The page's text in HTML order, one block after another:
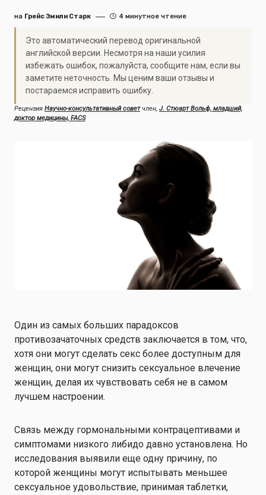
на Грейс Эмили Старк 4 минутное чтение
Это автоматический перевод оригинальной
английской версии. Несмотря на наши усилия
избежать ошибок, пожалуйста, сообщите нам, если вы
заметите неточность. Мы ценим ваши отзывы и
постараемся исправить ошибку.
Рецензия Научно-консультативный советчлен, J. Стюарт Вольф, младший,
доктор медицины, FACS
Один из самых больших парадоксов
противозачаточных средств заключается в том, что,
хотя они могут сделать секс более доступным для
женщин, они могут снизить сексуальное влечение
женщин, делая их чувствовать себя не в самом
лучшем настроении.
Связь между гормональными контрацептивами и
симптомами низкого либидо давно установлена. Но
исследования выявили еще одну причину, по
которой женщины могут испытывать меньшее
сексуальное удовольствие, принимая таблетки,